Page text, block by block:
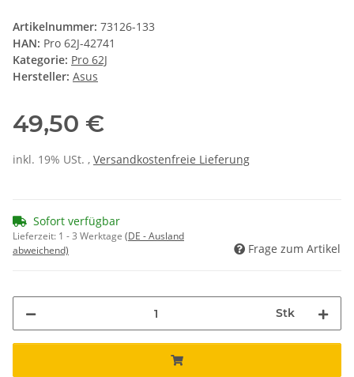
Artikelnummer: 73126-133
HAN: Pro 62J-42741
Kategorie: Pro 62J
Hersteller: Asus
49,50 €
inkl. 19% USt. , Versandkostenfreie Lieferung
Sofort verfügbar
Lieferzeit: 1 - 3 Werktage (DE - Ausland
abweichend)
Frage zum Artikel
Stk